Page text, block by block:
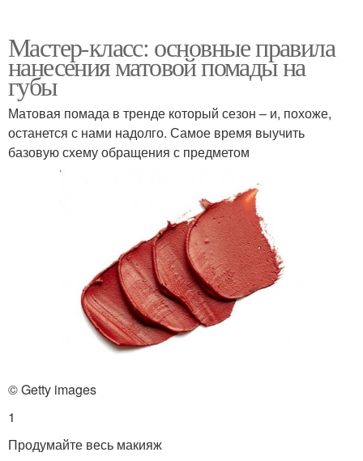
Мастер-класс: основные правила
нанесения матовой помады на
губы
Матовая помада в тренде который сезон – и, похоже,
останется с нами надолго. Самое время выучить
базовую схему обращения с предметом
© Getty images
1
Продумайте весь макияж